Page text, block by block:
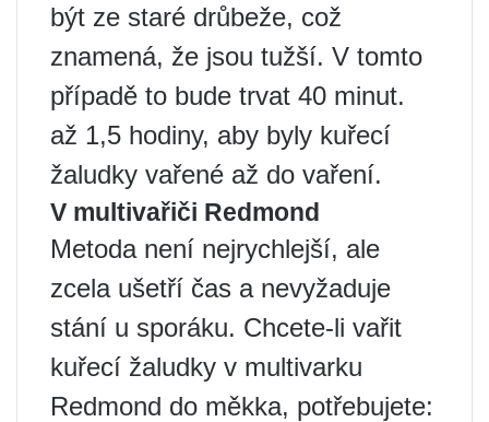
být ze staré drůbeže, což
znamená, že jsou tužší. V tomto
případě to bude trvat 40 minut.
až 1,5 hodiny, aby byly kuřecí
žaludky vařené až do vaření.
V multivařiči Redmond
Metoda není nejrychlejší, ale
zcela ušetří čas a nevyžaduje
stání u sporáku. Chcete-li vařit
kuřecí žaludky v multivarku
Redmond do měkka, potřebujete: